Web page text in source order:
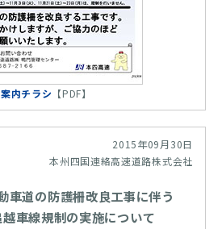
内チラシ 【PDF】
2015年09月30日
本州四国連絡高速道路株式会社
車道の防護柵改良工事に伴う
車線規制の実施について